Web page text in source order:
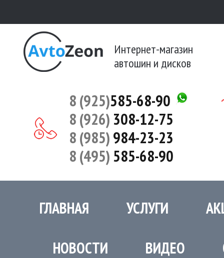
Интернет-магазин
автошин и дисков
8 (925)585-68-90
8 (926) 308-12-75
8 (985)984-23-23
8 (495)585-68-90
ГЛАВНАЯ УСЛУГИ
НОВОСТИ ВИДЕО